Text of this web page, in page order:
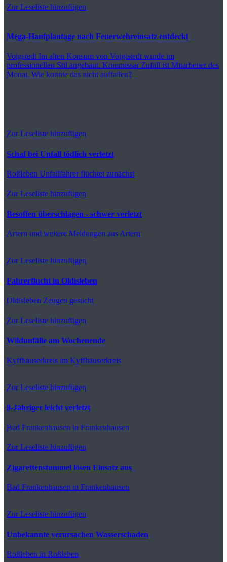
Zur Leseliste hinzufügen
Mega-Hanfplantage nach Feuerwehreinsatz entdeckt
Voigstedt Im alten Konsum von Voigtstedt wurde im
professionellen Stil angebaut. Kommissar Zufall ist Mitarbeiter des
Monat. Wie konnte das nicht auffallen?
Zur Leseliste hinzufügen
Schaf bei Unfall tödlich verletzt
Roßleben Unfallfahrer flüchtet zunächst
Zur Leseliste hinzufügen
Besoffen überschlagen - schwer verletzt
Artern und weitere Meldungen aus Artern
Zur Leseliste hinzufügen
Fahrerflucht in Oldisleben
Oldisleben Zeugen gesucht
Zur Leseliste hinzufügen
Wildunfälle am Wochenende
Kyffhäuserkreis im Kyffhäuserkreis
Zur Leseliste hinzufügen
8-Jähriger leicht verletzt
Bad Frankenhausen in Frankenhausen
Zur Leseliste hinzufügen
Zigarettenstummel lösen Einsatz aus
Bad Frankenhausen in Frankenhausen
Zur Leseliste hinzufügen
Unbekannte verursachen Wasserschaden
Roßleben in Roßleben